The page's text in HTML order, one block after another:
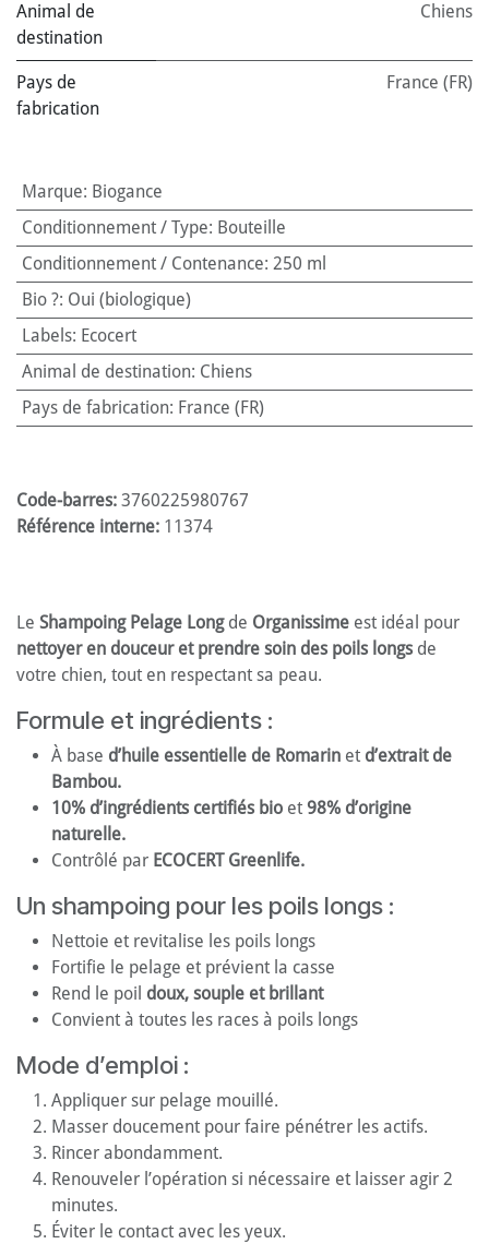
Animal de
destination
Chiens
Pays de
fabrication
France (FR)
Marque: Biogance
Conditionnement / Type: Bouteille
Conditionnement / Contenance: 250 ml
Bio ?: Oui (biologique)
Labels: Ecocert
Animal de destination: Chiens
Pays de fabrication: France (FR)
Code-barres: 3760225980767
Référence interne: 11374
Le Shampoing Pelage Longde Organissime est idéal pour
nettoyer en douceur et prendre soin des poils longs de
votre chien, tout en respectant sa peau.
Formule et ingrédients :
À base d’huile essentielle de Romarin et d’extrait de
Bambou.
10% d’ingrédients certifiés bio et 98% d’origine
naturelle.
Contrôlé par ECOCERT Greenlife.
Un shampoing pour les poils longs :
Nettoie et revitalise les poils longs
Fortifie le pelage et prévient la casse
Rend le poil doux, souple et brillant
Convient à toutes les races à poils longs
Mode d’emploi :
Appliquer sur pelage mouillé.
Masser doucement pour faire pénétrer les actifs.
Rincer abondamment.
Renouveler l’opération si nécessaire et laisser agir 2
minutes.
Éviter le contact avec les yeux.